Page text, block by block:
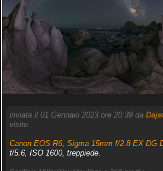
inviata il 01 Gennaio 2023 ore 20:39 da
visite.
Canon EOS R6, Sigma 15mm f/2.8 EX DG
f/5.6, ISO 1600, treppiede.